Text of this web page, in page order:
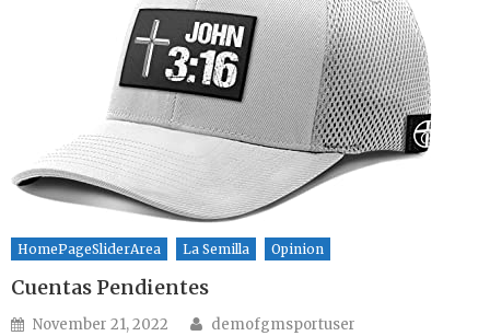
HomePageSliderArea La Semilla Opinion
Cuentas Pendientes
Posted on
November 21, 2022 Author
demofgmsportuser